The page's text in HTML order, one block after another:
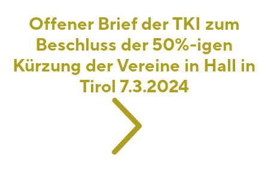
Offener Brief der TKI zum
Beschluss der 50%-igen
Kürzung der Vereine in Hall in
Tirol 7.3.2024